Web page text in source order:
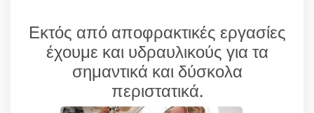
Εκτός από αποφρακτικές εργασίες
έχουμε και υδραυλικούς για τα
σημαντικά και δύσκολα
περιστατικά.